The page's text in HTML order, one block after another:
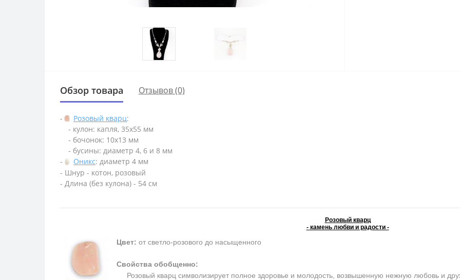
Обзор товара Отзывов (0)
- Розовый кварц:
- кулон: капля, 35х55 мм
- бочонок: 10х13 мм
- бусины: диаметр 4, 6 и 8 мм
-
Оникс: диаметр 4 мм
- Шнур - котон, розовый
- Длина (без кулона) - 54 см
Розовый кварц
- камень любви и радости -
Цвет: от светло-розового до насыщенного
Свойства обобщенно:
Розовый кварц символизирует полное здоровье и молодость, возвышенную нежную любовь и